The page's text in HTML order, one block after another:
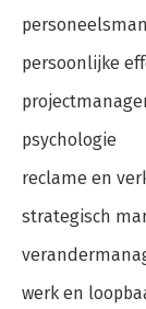
persoonlijke
psychologie
reclame en
strategisch
werk en